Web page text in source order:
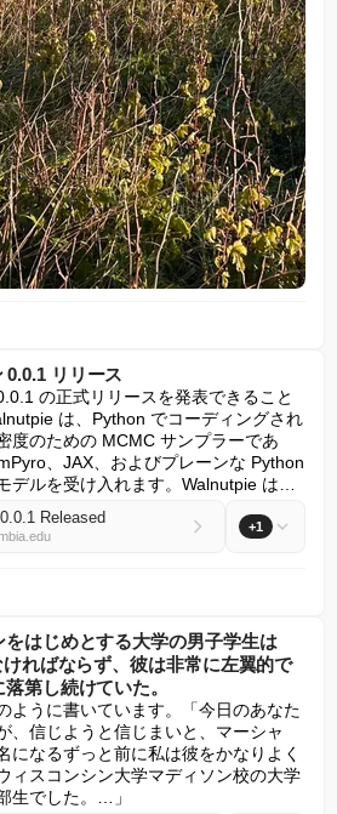
リリース
の正式リリースを発表できること
は、Python でコーディングされ
度のための MCMC サンプラーであ
、JAX、およびプレーンな Python
デルを受け入れます。Walnutpie は…
Released +1
はじめとする大学の男子学生は
ればならず、彼は非常に左翼的で
第し続けていた。
ように書いています。「今日のあなた
、信じようと信じまいと、マーシャ
になるずっと前に私は彼をかなりよく
ィスコンシン大学マディソン校の大学
生でした。…」